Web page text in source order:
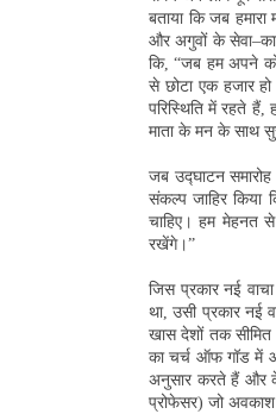
बताया कि जब
और अगुवों के
कि, “जब हम अपने
से छोटा एक हजार
परिस्थिति में रहते
माता के मन के साथ
जब उद्घाटन
संकल्प जाहिर किया
चाहिए। हम मेहनत
रखेंगे।”
जिस प्रकार नई
था, उसी प्रकार नई
खास देशों तक सीमित
का चर्च ऑफ गॉड में
अनुसार करते हैं और
प्रोफेसर) जो